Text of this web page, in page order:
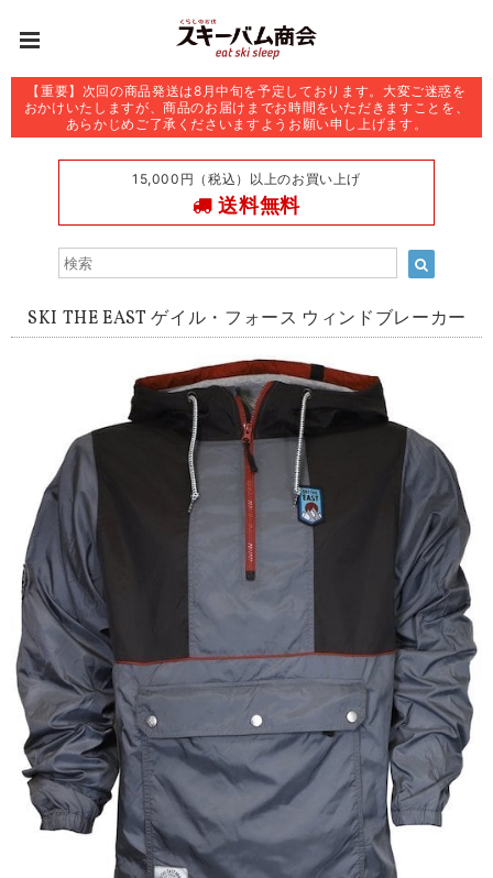
【重要】次回の商品発送は8月中旬を予定しております。大変ご迷惑を
おかけいたしますが、商品のお届けまでお時間をいただきますことを、
あらかじめご了承くださいますようお願い申し上げます。
15,000円（税込）以上のお買い上げ
送料無料
SKI THE EAST ゲイル・フォース ウィンドブレーカー